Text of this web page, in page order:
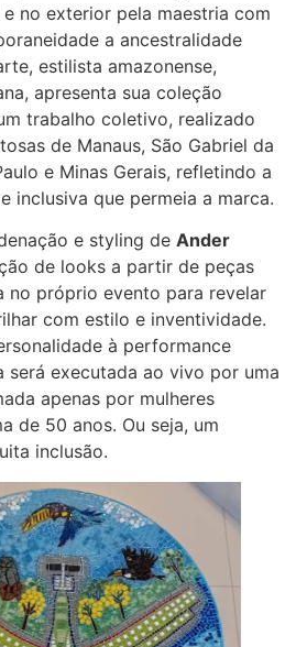
no exterior pela maestria com
a ancestralidade
estilista amazonense,
apresenta sua coleção
trabalho coletivo, realizado
de Manaus, São Gabriel da
e Minas Gerais, refletindo a
inclusiva que permeia a marca.
e styling de Ander
de looks a partir de peças
no próprio evento para revelar
com estilo e inventividade.
à performance
será executada ao vivo por uma
apenas por mulheres
de 50 anos. Ou seja, um
inclusão.